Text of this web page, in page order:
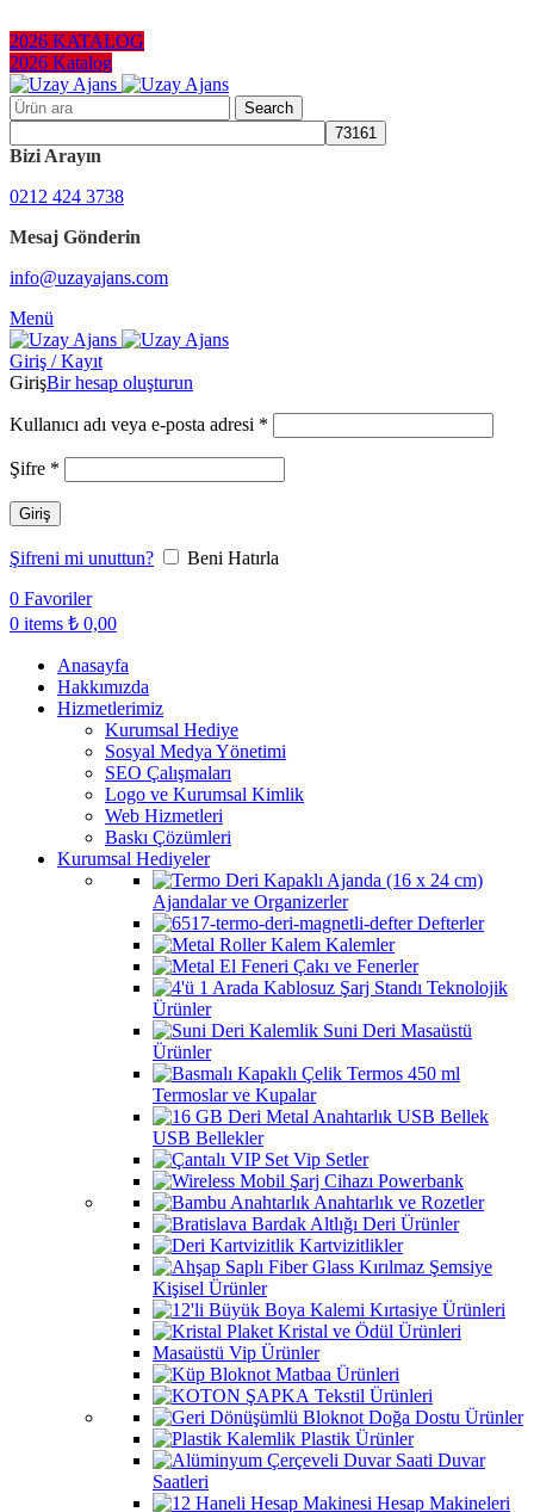
2026 KATALOG
2026 Katalog
Search
Bizi Arayın
0212 424 3738
Mesaj Gönderin
info@uzayajans.com
Menü
Giriş / Kayıt
GirişBir hesap oluşturun
Kullanıcı adı veya e-posta adresi *
Şifre *
Giriş
Şifreni mi unuttun?
Beni Hatırla
0 Favoriler
0 items ₺ 0,00
Anasayfa
Hakkımızda
Hizmetlerimiz
Kurumsal Hediye
Sosyal Medya Yönetimi
SEO Çalışmaları
Logo ve Kurumsal Kimlik
Web Hizmetleri
Baskı Çözümleri
Kurumsal Hediyeler
Ajandalar ve Organizerler
Defterler
Kalemler
Çakı ve Fenerler
Teknolojik
Ürünler
Suni Deri Masaüstü
Ürünler
Termoslar ve Kupalar
USB Bellekler
Vip Setler
Powerbank
Anahtarlık ve Rozetler
Deri Ürünler
Kartvizitlikler
Kişisel Ürünler
Kırtasiye Ürünleri
Kristal ve Ödül Ürünleri
Masaüstü Vip Ürünler
Matbaa Ürünleri
Tekstil Ürünleri
Doğa Dostu Ürünler
Plastik Ürünler
Duvar
Saatleri
Hesap Makineleri